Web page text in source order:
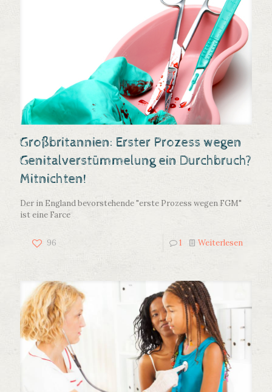
Großbritannien: Erster Prozess wegen
Genitalverstümmelung ein Durchbruch?
Mitnichten!
Der in England bevorstehende "erste Prozess wegen FGM"
ist eine Farce
96 1 Weiterlesen